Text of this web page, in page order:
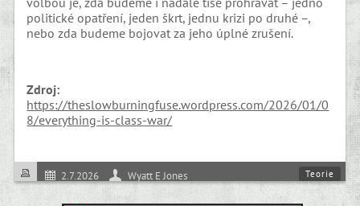
politické opatření, jeden škrt, jednu krizi po druhé –,
nebo zda budeme bojovat za jeho úplné zrušení.
Zdroj:
https://theslowburningfuse.wordpress.com/2026/01/0
8/everything-is-class-war/
2.7.2026 Wyatt E Jones Teorie